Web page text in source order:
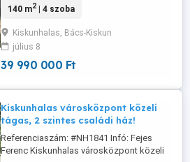
melléképülettel! Eladóvá vált Kiskunhalas
140 m2 lakóterületű -folyamatosan
karbantartott - kétlakrészes családi ház. -
Az 1969-ben épült ingatlanban ...
140 m2| 4 szoba
Kiskunhalas, Bács-Kiskun
július 8
39 990 000 Ft
Kiskunhalas városközpont közeli
tágas, 2 szintes családi ház!
Referenciaszám: #NH1841 Infó: Fejes
Ferenc Kiskunhalas városközpont közeli